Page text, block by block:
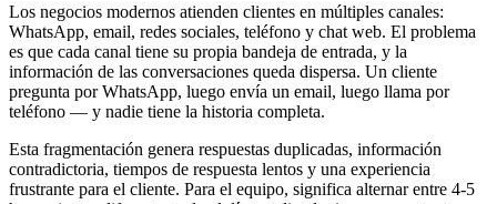
Los negocios modernos atienden clientes en múltiples canales:
WhatsApp, email, redes sociales, teléfono y chat web. El problema
es que cada canal tiene su propia bandeja de entrada, y la
información de las conversaciones queda dispersa. Un cliente
pregunta por WhatsApp, luego envía un email, luego llama por
teléfono — y nadie tiene la historia completa.
Esta fragmentación genera respuestas duplicadas, información
contradictoria, tiempos de respuesta lentos y una experiencia
frustrante para el cliente. Para el equipo, significa alternar entre 4-5